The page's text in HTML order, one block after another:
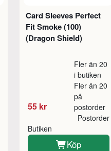
Card Sleeves Perfect
Fit Smoke (100)
(Dragon Shield)
55 kr
Fler än 20
i butiken
Fler än 20
på
postorder
Butiken
Postorder
Köp